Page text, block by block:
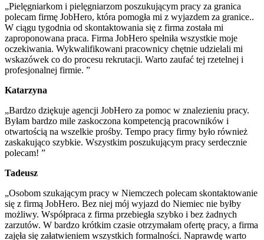
„Pielęgniarkom i pielęgniarzom poszukującym pracy za granica
polecam firmę JobHero, która pomogła mi z wyjazdem za granice..
W ciągu tygodnia od skontaktowania się z firma została mi
zaproponowana praca. Firma JobHero spełniła wszystkie moje
oczekiwania. Wykwalifikowani pracownicy chętnie udzielali mi
wskazówek co do procesu rekrutacji. Warto zaufać tej rzetelnej i
profesjonalnej firmie. ”
Katarzyna
„Bardzo dziękuje agencji JobHero za pomoc w znalezieniu pracy.
Byłam bardzo mile zaskoczona kompetencją pracowników i
otwartością na wszelkie prośby. Tempo pracy firmy było również
zaskakująco szybkie. Wszystkim poszukującym pracy serdecznie
polecam! ”
Tadeusz
„Osobom szukającym pracy w Niemczech polecam skontaktowanie
się z firmą JobHero. Bez niej mój wyjazd do Niemiec nie byłby
możliwy. Współpraca z firma przebiegła szybko i bez żadnych
zarzutów. W bardzo krótkim czasie otrzymałam ofertę pracy, a firma
zajęła się załatwieniem wszystkich formalności. Naprawdę warto